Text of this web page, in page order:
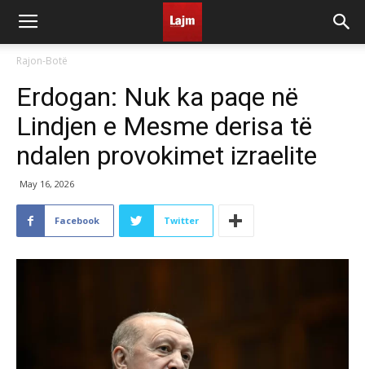
Rajon-Botë
Erdogan: Nuk ka paqe në
Lindjen e Mesme derisa të
ndalen provokimet izraelite
May 16, 2026
Facebook Twitter